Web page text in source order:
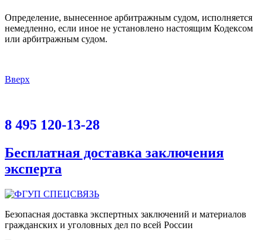
Определение, вынесенное арбитражным судом, исполняется
немедленно, если иное не установлено настоящим Кодексом
или арбитражным судом.
Вверх
8 495 120-13-28
Бесплатная доставка заключения
эксперта
Безопасная доставка экспертных заключений и материалов
гражданских и уголовных дел по всей России